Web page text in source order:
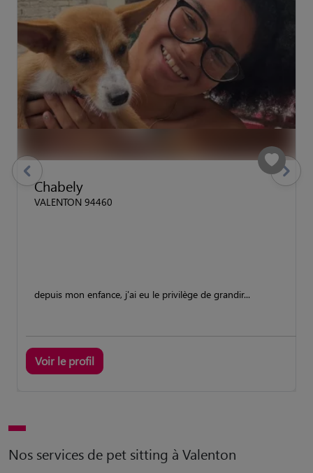
Chabely
VALENTON 94460
depuis mon enfance, j'ai eu le privilège de grandir...
Voir le profil
previous Suivant
Nos services de pet sitting à Valenton